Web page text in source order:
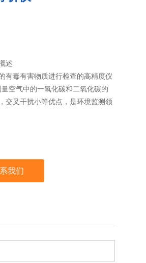
述
有毒有害物质进行检查的高精度仪
空气中的一氧化碳和二氧化碳的
交叉干扰小等优点，是环境监测领
我们